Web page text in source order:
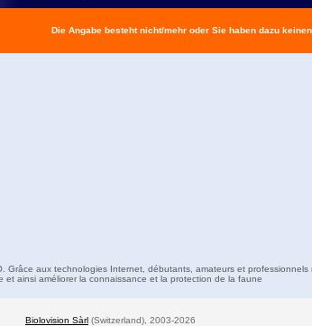
Die Angabe besteht nicht/mehr oder Sie haben dazu keinen
aux technologies Internet, débutants, amateurs et professionnels
et ainsi améliorer la connaissance et la protection de la faune
Biolovision Sàrl (Switzerland), 2003-2026